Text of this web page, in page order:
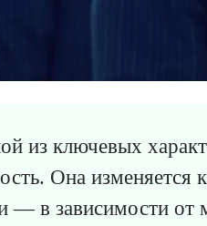
из ключевых
Она
— в зависимости